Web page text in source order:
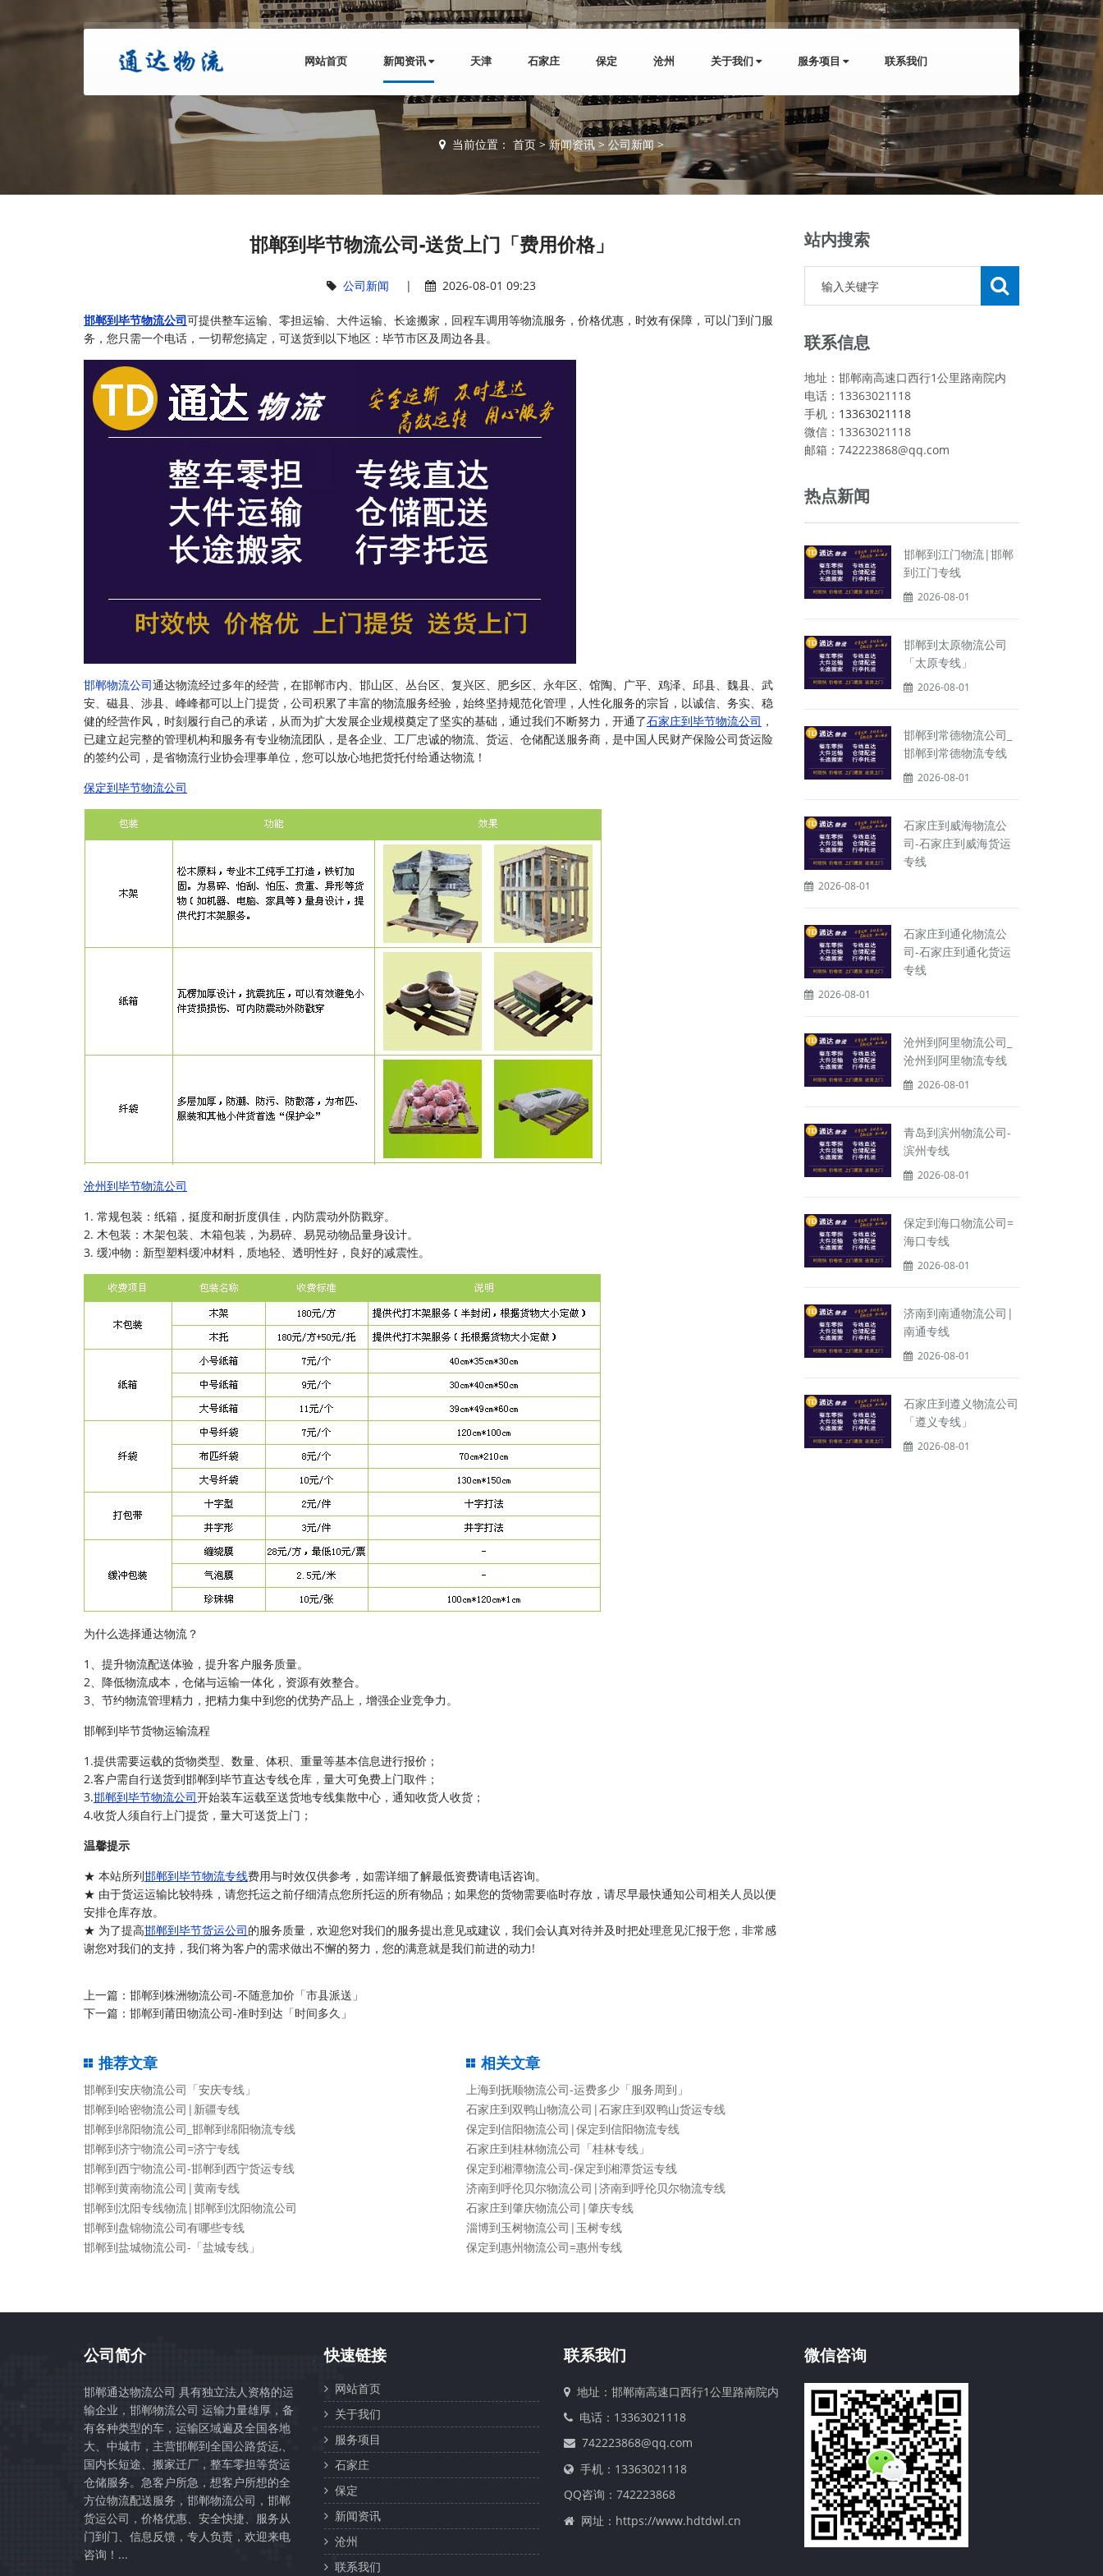
网站首页 新闻资讯 天津 石家庄 保定 沧州 关于我们 服务项目 联系我们
当前位置： 首页 >新闻资讯 > 公司新闻>
邯郸到毕节物流公司-送货上门「费用价格」
公司新闻 | 2026-08-01 09:23
邯郸到毕节物流公司可提供整车运输、零担运输、大件运输、长途搬家，回程车调用等物流服务，价格优惠，时效有保障，可以门到门服
务，您只需一个电话，一切帮您搞定，可送货到以下地区：毕节市区及周边各县。
邯郸物流公司通达物流经过多年的经营，在邯郸市内、邯山区、丛台区、复兴区、肥乡区、永年区、馆陶、广平、鸡泽、邱县、魏县、武
安、磁县、涉县、峰峰都可以上门提货，公司积累了丰富的物流服务经验，始终坚持规范化管理，人性化服务的宗旨，以诚信、务实、稳
健的经营作风，时刻履行自己的承诺，从而为扩大发展企业规模奠定了坚实的基础，通过我们不断努力，开通了石家庄到毕节物流公司 ，
已建立起完整的管理机构和服务有专业物流团队，是各企业、工厂忠诚的物流、货运、仓储配送服务商，是中国人民财产保险公司货运险
的签约公司，是省物流行业协会理事单位，您可以放心地把货托付给通达物流！
保定到毕节物流公司
沧州到毕节物流公司
1. 常规包装：纸箱，挺度和耐折度俱佳，内防震动外防戳穿。
2. 木包装：木架包装、木箱包装，为易碎、易晃动物品量身设计。
3. 缓冲物：新型塑料缓冲材料，质地轻、透明性好，良好的减震性。
为什么选择通达物流？
1、提升物流配送体验，提升客户服务质量。
2、降低物流成本，仓储与运输一体化，资源有效整合。
3、节约物流管理精力，把精力集中到您的优势产品上，增强企业竞争力。
邯郸到毕节货物运输流程
1.提供需要运载的货物类型、数量、体积、重量等基本信息进行报价；
2.客户需自行送货到邯郸到毕节直达专线仓库，量大可免费上门取件；
3.邯郸到毕节物流公司开始装车运载至送货地专线集散中心，通知收货人收货；
4.收货人须自行上门提货，量大可送货上门；
温馨提示
★ 本站所列邯郸到毕节物流专线费用与时效仅供参考，如需详细了解最低资费请电话咨询。
★ 由于货运运输比较特殊，请您托运之前仔细清点您所托运的所有物品；如果您的货物需要临时存放，请尽早最快通知公司相关人员以便
安排仓库存放。
★ 为了提高邯郸到毕节货运公司的服务质量，欢迎您对我们的服务提出意见或建议，我们会认真对待并及时把处理意见汇报于您，非常感
谢您对我们的支持，我们将为客户的需求做出不懈的努力，您的满意就是我们前进的动力!
上一篇： 邯郸到株洲物流公司-不随意加价「市县派送」
下一篇： 邯郸到莆田物流公司-准时到达「时间多久」
推荐文章
邯郸到安庆物流公司「安庆专线」
邯郸到哈密物流公司|新疆专线
邯郸到绵阳物流公司_邯郸到绵阳物流专线
邯郸到济宁物流公司=济宁专线
邯郸到西宁物流公司-邯郸到西宁货运专线
邯郸到黄南物流公司|黄南专线
邯郸到沈阳专线物流|邯郸到沈阳物流公司
邯郸到盘锦物流公司有哪些专线
邯郸到盐城物流公司-「盐城专线」
相关文章
上海到抚顺物流公司-运费多少「服务周到」
石家庄到双鸭山物流公司|石家庄到双鸭山货运专线
保定到信阳物流公司|保定到信阳物流专线
石家庄到桂林物流公司「桂林专线」
保定到湘潭物流公司-保定到湘潭货运专线
济南到呼伦贝尔物流公司|济南到呼伦贝尔物流专线
石家庄到肇庆物流公司|肇庆专线
淄博到玉树物流公司|玉树专线
保定到惠州物流公司=惠州专线
站内搜索
联系信息
地址：邯郸南高速口西行1公里路南院内
电话：13363021118
手机： 13363021118
微信：13363021118
邮箱：742223868@qq.com
热点新闻
邯郸到江门物流|邯郸
到江门专线
2026-08-01
邯郸到太原物流公司
「太原专线」
2026-08-01
邯郸到常德物流公司_
邯郸到常德物流专线
2026-08-01
石家庄到威海物流公
司-石家庄到威海货运
专线
2026-08-01
石家庄到通化物流公
司-石家庄到通化货运
专线
2026-08-01
沧州到阿里物流公司_
沧州到阿里物流专线
2026-08-01
青岛到滨州物流公司-
滨州专线
2026-08-01
保定到海口物流公司=
海口专线
2026-08-01
济南到南通物流公司|
南通专线
2026-08-01
石家庄到遵义物流公司
「遵义专线」
2026-08-01
公司简介
邯郸通达物流公司 具有独立法人资格的运
输企业，邯郸物流公司 运输力量雄厚，备
有各种类型的车，运输区域遍及全国各地
大、中城市，主营邯郸到全国公路货运,、
国内长短途、搬家迁厂，整车零担等货运
仓储服务。急客户所急，想客户所想的全
方位物流配送服务，邯郸物流公司，邯郸
货运公司，价格优惠、安全快捷、服务从
门到门、信息反馈，专人负责，欢迎来电
咨询！...
快速链接
网站首页
关于我们
服务项目
石家庄
保定
新闻资讯
沧州
联系我们
联系我们
地址：邯郸南高速口西行1公里路南院内
电话：13363021118
742223868@qq.com
手机：13363021118
QQ咨询： 742223868
网址：https://www.hdtdwl.cn
微信咨询